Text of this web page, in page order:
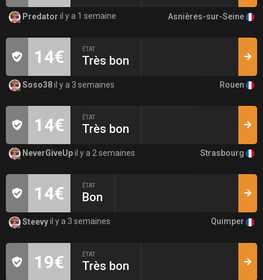
Predator il y a 1 semaine Asnières-sur-Seine
14€ ÉTAT
Très bon
Soso38il y a 3 semaines Rouen
14€ ÉTAT
Très bon
NeverGiveUpil y a 2 semaines Strasbourg
14€ ÉTAT
Bon
Steevyil y a 3 semaines Quimper
19€ ÉTAT
Très bon